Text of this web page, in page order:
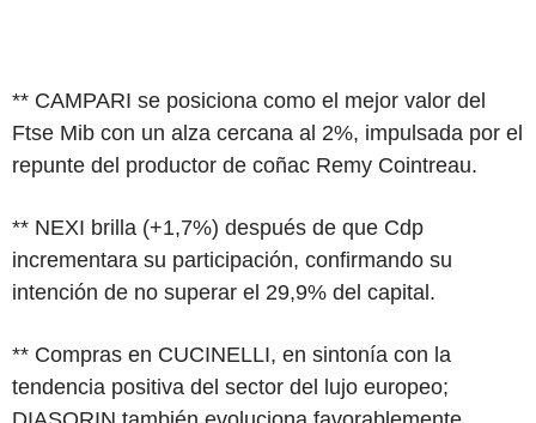
** CAMPARI se posiciona como el mejor valor del
Ftse Mib con un alza cercana al 2%, impulsada por el
repunte del productor de coñac Remy Cointreau.
** NEXI brilla (+1,7%) después de que Cdp
incrementara su participación, confirmando su
intención de no superar el 29,9% del capital.
** Compras en CUCINELLI, en sintonía con la
tendencia positiva del sector del lujo europeo;